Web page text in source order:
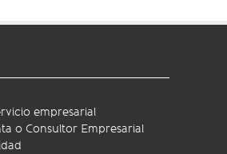
empresarial
o Consultor Empresarial